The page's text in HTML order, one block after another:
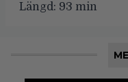
Längd: 93 min